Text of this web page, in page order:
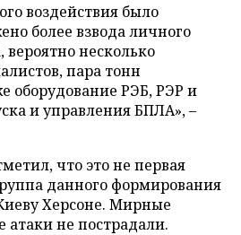
воздействия было
более взвода личного
вероятно несколько
пара тонн
оборудование РЭБ, РЭР и
и управления БПЛА», –
что это не первая
данного формирования
Херсоне. Мирные
атаки не пострадали.